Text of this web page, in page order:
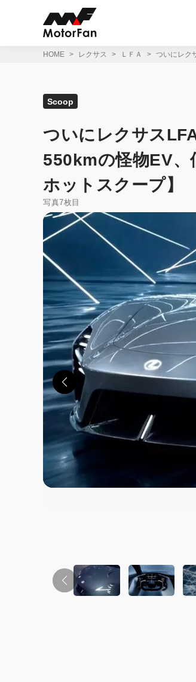
HOME レクサス ＬＦＡ ついにレク
Scoop
ついにレクサス
550kmの怪物EV、
ホットスクープ】
写真7枚目